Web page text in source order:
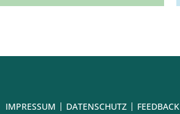
IMPRESSUM DATENSCHUTZ FEEDBACK